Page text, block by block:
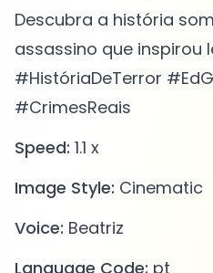
Descubra a história
assassino que inspirou
#HistóriaDeTerror
#CrimesReais
Speed: 1.1 x
Image Style: Cinematic
Voice: Beatriz
Language Code: pt